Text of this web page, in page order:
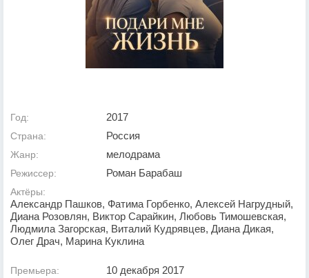
Год: 2017
Страна: Россия
Жанр: мелодрама
Режиссер: Роман Барабаш
Актёры:
Александр Пашков, Фатима Горбенко, Алексей Нагрудный,
Диана Розовлян, Виктор Сарайкин, Любовь Тимошевская,
Людмила Загорская, Виталий Кудрявцев, Диана Дикая,
Олег Драч, Марина Куклина
Премьера: 10 декабря 2017